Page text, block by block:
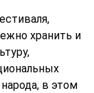
хранить и
в этом